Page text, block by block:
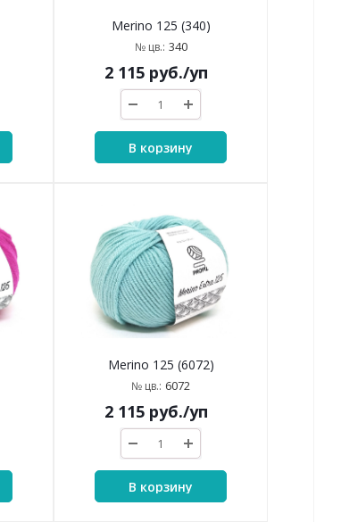
Merino 125 (340)
№ цв.: 340
2 115 руб./уп
В корзину
Merino 125 (6072)
№ цв.: 6072
2 115 руб./уп
В корзину